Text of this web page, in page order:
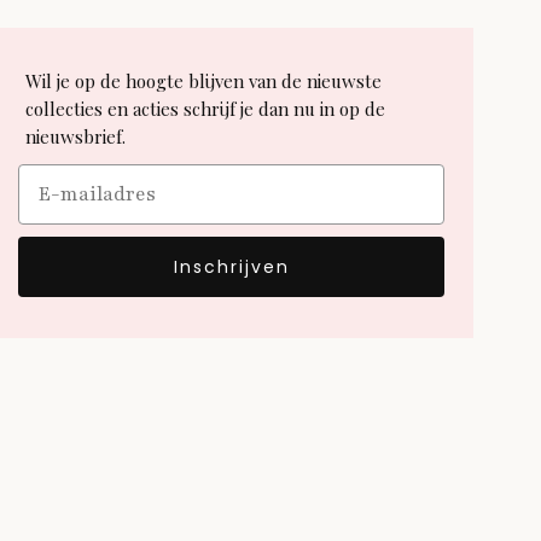
Wil je op de hoogte blijven van de nieuwste
collecties en acties schrijf je dan nu in op de
nieuwsbrief.
Email
Inschrijven